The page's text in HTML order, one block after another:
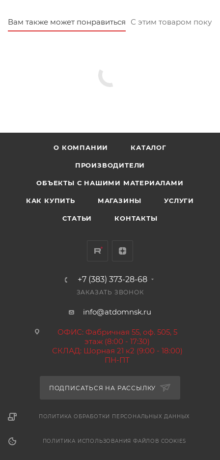
Вам также может понравиться С этим товаром
О КОМПАНИИ КАТАЛОГ
ПРОИЗВОДИТЕЛИ
ОБЪЕКТЫ С НАШИМИ МАТЕРИАЛАМИ
КАК КУПИТЬ МАГАЗИНЫ УСЛУГИ
СТАТЬИ КОНТАКТЫ
+7 (383) 373-28-68
ЗАКАЗАТЬ ЗВОНОК
info@atdomnsk.ru
ОФИС: Фабричная 55, оф. 505, 5
этаж (8:00 - 17:30)
СКЛАД: Шорная 21 к2 (9:00 - 18:00)
ПН-ПТ
ПОДПИСАТЬСЯ НА РАССЫЛКУ
ПОЛИТИКА ОБРАБОТКИ ПЕРСОНАЛЬНЫХ ДАННЫХ
ПОЛИТИКА ИСПОЛЬЗОВАНИЯ ФАЙЛОВ COOKIES